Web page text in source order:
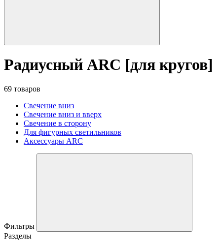
Радиусный ARC [для кругов]
69 товаров
Свечение вниз
Свечение вниз и вверх
Свечение в сторону
Для фигурных светильников
Аксессуары ARC
Фильтры
Разделы